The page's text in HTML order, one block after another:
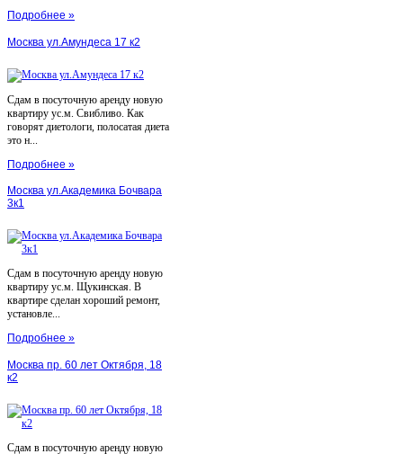
Подробнее »
Москва ул.Амундеса 17 к2
Сдам в посуточную аренду новую
квартиру ус.м. Свибливо. Как
говорят диетологи, полосатая диета
это н...
Подробнее »
Москва ул.Академика Бочвара
3к1
Сдам в посуточную аренду новую
квартиру ус.м. Щукинская. В
квартире сделан хороший ремонт,
установле...
Подробнее »
Москва пр. 60 лет Октября, 18
к2
Сдам в посуточную аренду новую